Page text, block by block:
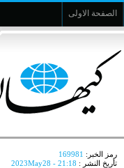
الصفحة الاولى
رمز الخبر: 169981
تأريخ النشر : 2023May28 - 21:18